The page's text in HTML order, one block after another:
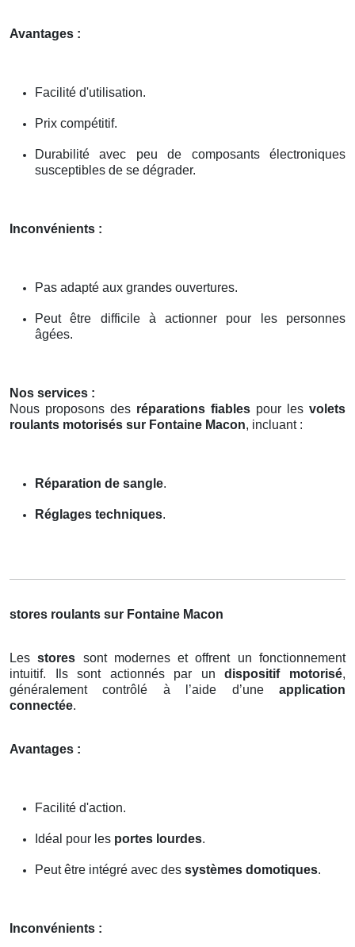
Avantages :
Facilité d'utilisation.
Prix compétitif.
Durabilité avec peu de composants électroniques
susceptibles de se dégrader.
Inconvénients :
Pas adapté aux grandes ouvertures.
Peut être difficile à actionner pour les personnes
âgées.
Nos services :
Nous proposons des réparations fiables pour les volets
roulants motorisés sur Fontaine Macon, incluant :
Réparation de sangle.
Réglages techniques.
stores roulants sur Fontaine Macon
Lesstores sont modernes et offrent un fonctionnement
intuitif. Ils sont actionnés par undispositif motorisé,
généralement contrôlé à l’aide d’une application
connectée.
Avantages :
Facilité d'action.
Idéal pour les portes lourdes.
Peut être intégré avec des systèmes domotiques.
Inconvénients :